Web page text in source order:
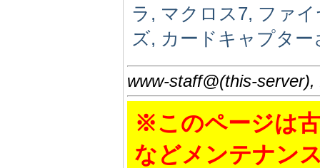
ラ, マクロス7, ファ
ズ, カードキャプタ
www-staff@(this-
※このページは
などメンテナン